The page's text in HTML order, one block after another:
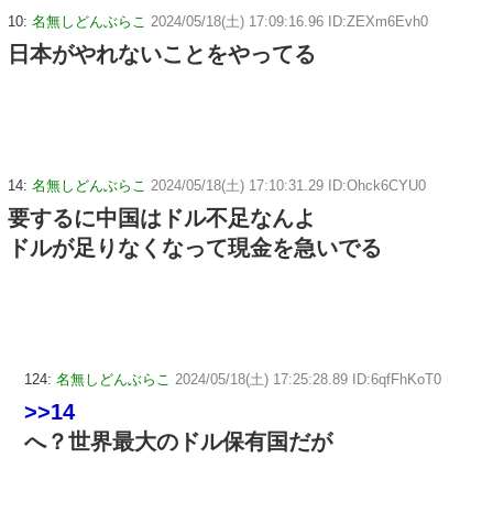
10: 名無しどんぶらこ 2024/05/18(土) 17:09:16.96 ID:ZEXm6Evh0
日本がやれないことをやってる
14: 名無しどんぶらこ 2024/05/18(土) 17:10:31.29 ID:Ohck6CYU0
要するに中国はドル不足なんよ
ドルが足りなくなって現金を急いでる
124: 名無しどんぶらこ 2024/05/18(土) 17:25:28.89 ID:6qfFhKoT0
>>14
へ？世界最大のドル保有国だが